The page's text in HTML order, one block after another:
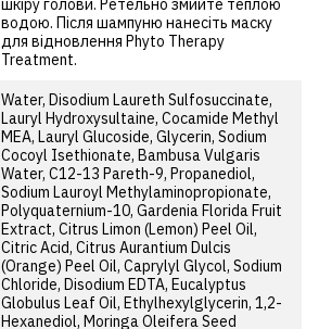
водою. Після шампуню нанесіть маску
для відновлення Phyto Therapy
Treatment.
Water, Disodium Laureth Sulfosuccinate,
Lauryl Hydroxysultaine, Cocamide Methyl
MEA, Lauryl Glucoside, Glycerin, Sodium
Cocoyl Isethionate, Bambusa Vulgaris
Water, C12-13 Pareth-9, Propanediol,
Sodium Lauroyl Methylaminopropionate,
Polyquaternium-10, Gardenia Florida Fruit
Extract, Citrus Limon (Lemon) Peel Oil,
Citric Acid, Citrus Aurantium Dulcis
(Orange) Peel Oil, Caprylyl Glycol, Sodium
Chloride, Disodium EDTA, Eucalyptus
Globulus Leaf Oil, Ethylhexylglycerin, 1,2-
Hexanediol, Moringa Oleifera Seed